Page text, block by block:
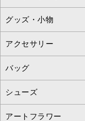
アンサンブルセット
ベスト・ジレ
パーカー
タンクトップ・キ
スウェット・ジャ
ジャンパースカート
その他のワンピー
ガウチョ・ワイド
ハーフ・ショート
サロペット・オー
その他のパンツ
ひざ丈スカート
ミモレ丈スカート
ショート・ミニ丈
その他のスカート
テーラードジャケッ
ノーカラージャケッ
セットアップ
セットアップジャ
セットアップパンツ
すべてのコート・
トレンチコート
ピーコート
ダッフルコート
チェスターコート
グッズ・小物
すべてのグッズ・小
マスク
ストール・マフラ
ベルト・サスペンダ
アクセサリー
すべてのアクセサリ
ネックレス
ピアス・イヤリング
バッグ
すべてのバッグ
トートバッグ
シューズ
すべてのシューズ
アートフラワー